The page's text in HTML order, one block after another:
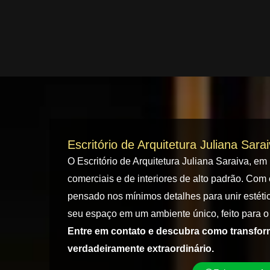
Escritório de Arquitetura Juliana
O Escritório de Arquitetura Juliana Saraiva,
comerciais e de interiores de alto padrão.
pensado nos mínimos detalhes para unir
seu espaço em um ambiente único, feito para
Entre em contato e descubra como
verdadeiramente extraordinário.